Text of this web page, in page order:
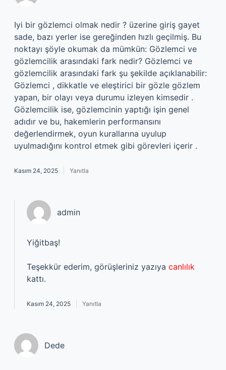
Iyi bir gözlemci olmak nedir ? üzerine giriş gayet
sade, bazı yerler ise gereğinden hızlı geçilmiş. Bu
noktayı şöyle okumak da mümkün: Gözlemci ve
gözlemcilik arasındaki fark nedir? Gözlemci ve
gözlemcilik arasındaki fark şu şekilde açıklanabilir:
Gözlemci , dikkatle ve eleştirici bir gözle gözlem
yapan, bir olayı veya durumu izleyen kimsedir .
Gözlemcilik ise, gözlemcinin yaptığı işin genel
adıdır ve bu, hakemlerin performansını
değerlendirmek, oyun kurallarına uyulup
uyulmadığını kontrol etmek gibi görevleri içerir .
Kasım 24, 2025 Yanıtla
admin
Yiğitbaş!
Teşekkür ederim, görüşleriniz yazıya canlılık
kattı.
Kasım 24, 2025 Yanıtla
Dede